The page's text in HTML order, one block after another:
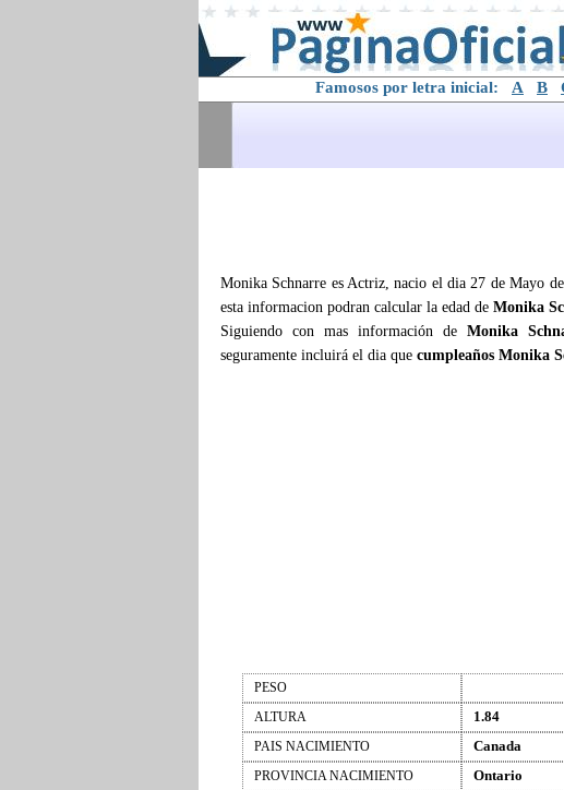
Famosos por letra inicial: A B
Monika Schnarre es Actriz, nacio el dia 27 de Mayo
esta informacion podran calcular la edad de Monika
Siguiendo con mas información de Monika
seguramente incluirá el dia que cumpleaños Monika
PESO
ALTURA
1.84
PAIS NACIMIENTO Canada
PROVINCIA NACIMIENTO Ontario